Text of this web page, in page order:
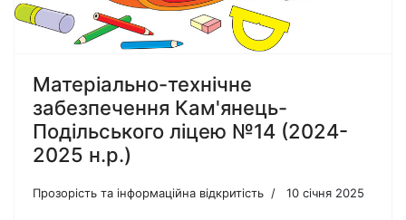
Матеріально-технічне
забезпечення Кам'янець-
Подільського ліцею №14 (2024-
2025 н.р.)
Прозорість та інформаційна відкритість 10 січня 2025